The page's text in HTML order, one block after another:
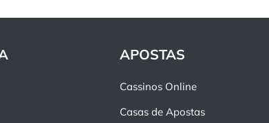
APOSTAS
Cassinos Online
Casas de Apostas